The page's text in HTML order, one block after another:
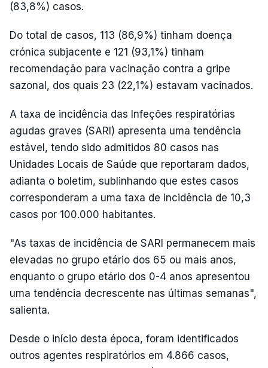
(83,8%) casos.
Do total de casos, 113 (86,9%) tinham doença
crónica subjacente e 121 (93,1%) tinham
recomendação para vacinação contra a gripe
sazonal, dos quais 23 (22,1%) estavam vacinados.
A taxa de incidência das Infeções respiratórias
agudas graves (SARI) apresenta uma tendência
estável, tendo sido admitidos 80 casos nas
Unidades Locais de Saúde que reportaram dados,
adianta o boletim, sublinhando que estes casos
corresponderam a uma taxa de incidência de 10,3
casos por 100.000 habitantes.
"As taxas de incidência de SARI permanecem mais
elevadas no grupo etário dos 65 ou mais anos,
enquanto o grupo etário dos 0-4 anos apresentou
uma tendência decrescente nas últimas semanas",
salienta.
Desde o início desta época, foram identificados
outros agentes respiratórios em 4.866 casos,